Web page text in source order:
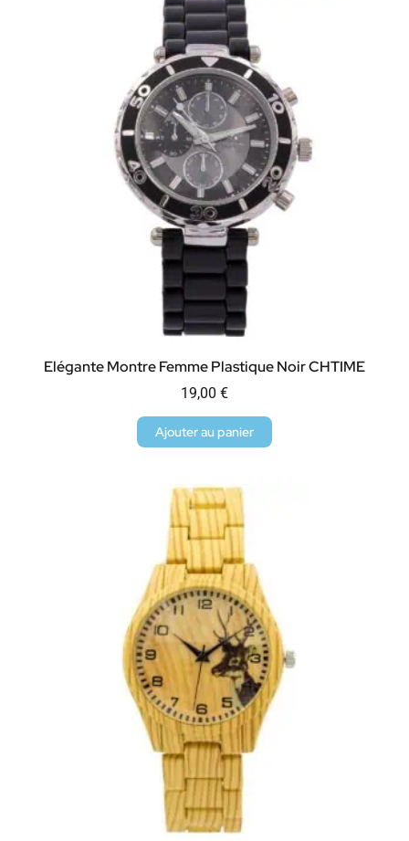
Elégante Montre Femme Plastique Noir CHTIME
19,00 €
Ajouter au panier